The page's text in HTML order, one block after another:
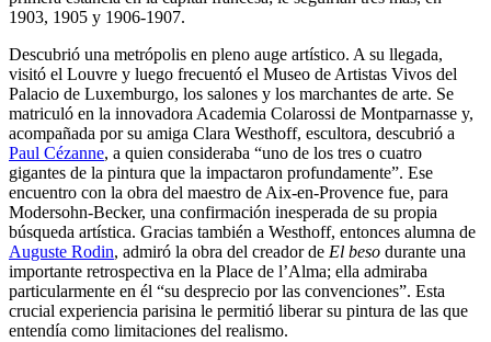
1903, 1905 y 1906-1907.
Descubrió una metrópolis en pleno auge artístico. A su llegada,
visitó el Louvre y luego frecuentó el Museo de Artistas Vivos del
Palacio de Luxemburgo, los salones y los marchantes de arte. Se
matriculó en la innovadora Academia Colarossi de Montparnasse y,
acompañada por su amiga Clara Westhoff, escultora, descubrió a
Paul Cézanne, a quien consideraba “uno de los tres o cuatro
gigantes de la pintura que la impactaron profundamente”. Ese
encuentro con la obra del maestro de Aix-en-Provence fue, para
Modersohn-Becker, una confirmación inesperada de su propia
búsqueda artística. Gracias también a Westhoff, entonces alumna de
Auguste Rodin, admiró la obra del creador de El beso durante una
importante retrospectiva en la Place de l’Alma; ella admiraba
particularmente en él “su desprecio por las convenciones”. Esta
crucial experiencia parisina le permitió liberar su pintura de las que
entendía como limitaciones del realismo.